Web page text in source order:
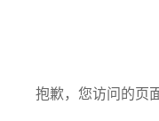
抱歉，您访问的页